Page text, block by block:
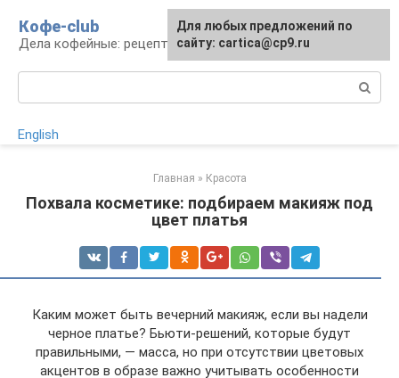
контенту
Кофе-club
Дела кофейные: рецепты и приготовление
English
Главная » Красота
Похвала косметике: подбираем макияж под
цвет платья
Каким может быть вечерний макияж, если вы надели
черное платье? Бьюти-решений, которые будут
правильными, — масса, но при отсутствии цветовых
акцентов в образе важно учитывать особенности
Для любых предложений по
сайту: cartica@cp9.ru